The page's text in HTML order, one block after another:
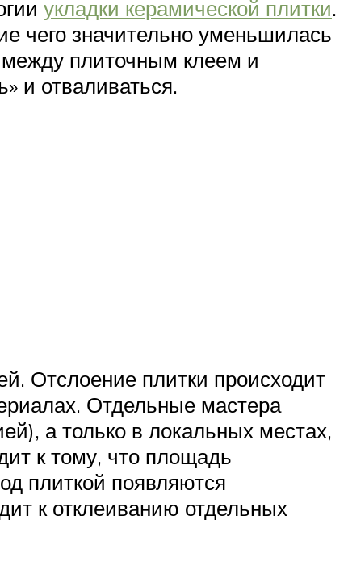
укладки керамической плитки.
чего значительно уменьшилась
плиточным клеем и
и отваливаться.
Отслоение плитки происходит
Отдельные мастера
а только в локальных местах,
к тому, что площадь
плиткой появляются
к отклеиванию отдельных